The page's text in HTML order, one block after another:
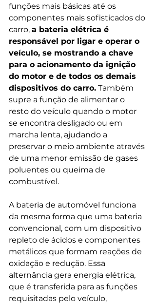
funções mais básicas até os
componentes mais sofisticados do
carro, a bateria elétrica é
responsável por ligar e operar o
veículo, se mostrando a chave
para o acionamento da ignição
do motor e de todos os demais
dispositivos do carro. Também
supre a função de alimentar o
resto do veículo quando o motor
se encontra desligado ou em
marcha lenta, ajudando a
preservar o meio ambiente através
de uma menor emissão de gases
poluentes ou queima de
combustível.
A bateria de automóvel funciona
da mesma forma que uma bateria
convencional, com um dispositivo
repleto de ácidos e componentes
metálicos que formam reações de
oxidação e redução. Essa
alternância gera energia elétrica,
que é transferida para as funções
requisitadas pelo veículo,